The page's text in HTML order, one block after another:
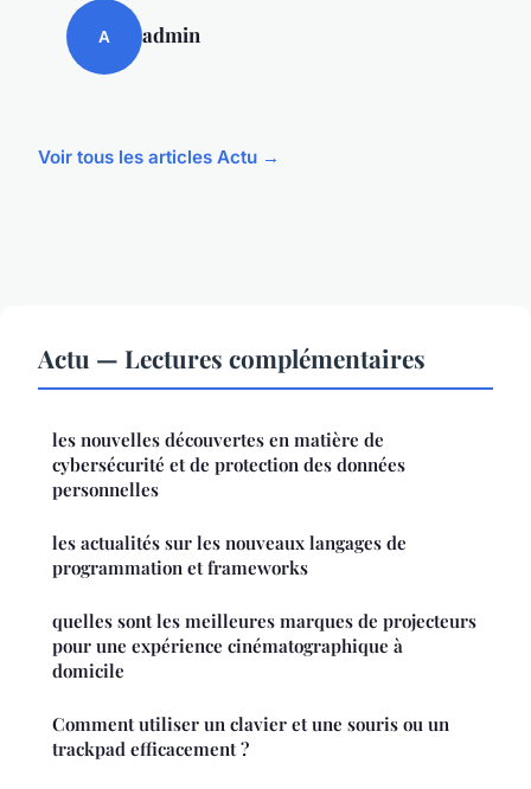
A admin
Voir tous les articles Actu →
Actu — Lectures complémentaires
les nouvelles découvertes en matière de
cybersécurité et de protection des données
personnelles
les actualités sur les nouveaux langages de
programmation et frameworks
quelles sont les meilleures marques de projecteurs
pour une expérience cinématographique à
domicile
Comment utiliser un clavier et une souris ou un
trackpad efficacement ?